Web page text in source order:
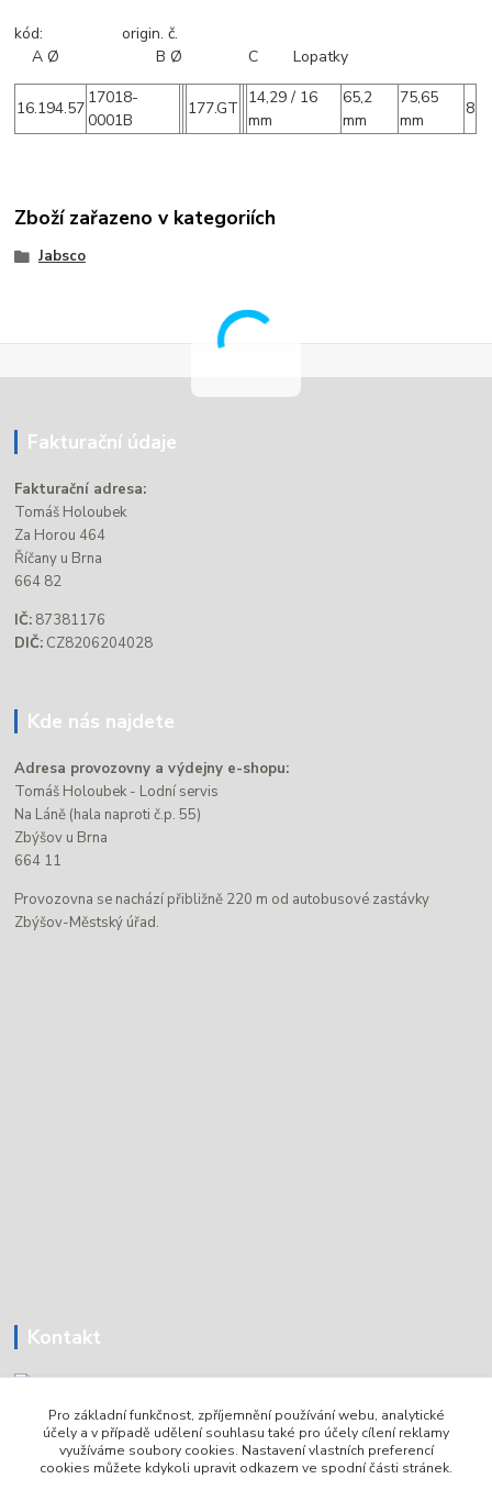
kód: origin. č.
A Ø B Ø C Lopatky
16.194.57
17018-
0001B
177.GT
14,29 / 16
mm
65,2
mm
75,65
mm
8
Zboží zařazeno v kategoriích
Jabsco
Fakturační údaje
Fakturační adresa:
Tomáš Holoubek
Za Horou 464
Říčany u Brna
664 82
IČ: 87381176
DIČ: CZ8206204028
Kde nás najdete
Adresa provozovny a výdejny e-shopu:
Tomáš Holoubek - Lodní servis
Na Láně (hala naproti č.p. 55)
Zbýšov u Brna
664 11
Provozovna se nachází přibližně 220 m od autobusové zastávky
Zbýšov-Městský úřad.
Kontakt
Tomáš Holoubek
+420736720979
Pro základní funkčnost, zpříjemnění používání webu, analytické
účely a v případě udělení souhlasu také pro účely cílení reklamy
využíváme soubory cookies. Nastavení vlastních preferencí
cookies můžete kdykoli upravit odkazem ve spodní části stránek.